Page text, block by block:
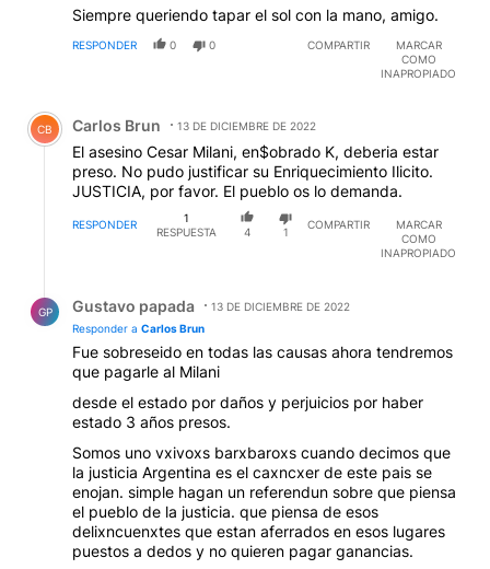
Siempre queriendo tapar el sol con la mano, amigo.
RESPONDER 0 0 COMPARTIR
MARCAR
COMO
INAPROPIADO
Comentario de Carlos Brun.
CB Carlos Brun 13 DE DICIEMBRE DE 2022
El asesino Cesar Milani, en$obrado K, deberia estar
preso. No pudo justificar su Enriquecimiento Ilicito.
JUSTICIA, por favor. El pueblo os lo demanda.
RESPONDER
1
RESPUESTA
4 1
COMPARTIR
MARCAR
COMO
INAPROPIADO
GP Gustavo papada
13 DE DICIEMBRE DE 2022
Responder a Carlos Brun
Fue sobreseido en todas las causas ahora tendremos
que pagarle al Milani
desde el estado por daños y perjuicios por haber
estado 3 años presos.
Somos uno vxivoxs barxbaroxs cuando decimos que
la justicia Argentina es el caxncxer de este pais se
enojan. simple hagan un referendun sobre que piensa
el pueblo de la justicia. que piensa de esos
delixncuenxtes que estan aferrados en esos lugares
puestos a dedos y no quieren pagar ganancias.